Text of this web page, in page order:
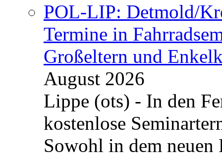
POL-LIP: Detmold/
Termine in
Großeltern und
August 2026
Lippe (ots) - In den
kostenlose
Sowohl in dem neuen